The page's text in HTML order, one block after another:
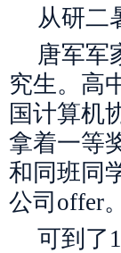
从研二
唐军军
究生。高
国计算机
拿着一等
和同班同
公司offer。
可到了